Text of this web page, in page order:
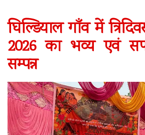
घिल्डियाल गाँव में
2026 का भव्य एवं
सम्पन्न